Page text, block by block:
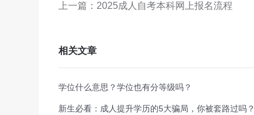
上一篇：2025成人自考本科网上报名流程
相关文章
学位什么意思？学位也有分等级吗？
新生必看：成人提升学历的5大骗局，你被套路过吗？